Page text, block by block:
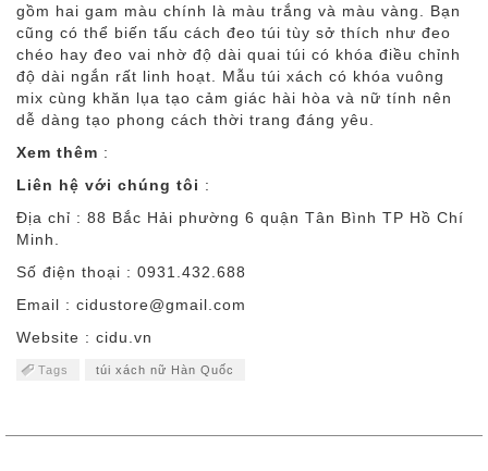
gồm hai gam màu chính là màu trắng và màu vàng. Bạn
cũng có thể biến tấu cách đeo túi tùy sở thích như đeo
chéo hay đeo vai nhờ độ dài quai túi có khóa điều chỉnh
độ dài ngắn rất linh hoạt. Mẫu túi xách có khóa vuông
mix cùng khăn lụa tạo cảm giác hài hòa và nữ tính nên
dễ dàng tạo phong cách thời trang đáng yêu.
Xem thêm :
Liên hệ với chúng tôi :
Địa chỉ : 88 Bắc Hải phường 6 quận Tân Bình TP Hồ Chí
Minh.
Số điện thoại : 0931.432.688
Email : cidustore@gmail.com
Website : cidu.vn
Tags túi xách nữ Hàn Quốc